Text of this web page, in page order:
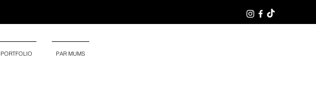
PORTFOLIO PAR MUMS